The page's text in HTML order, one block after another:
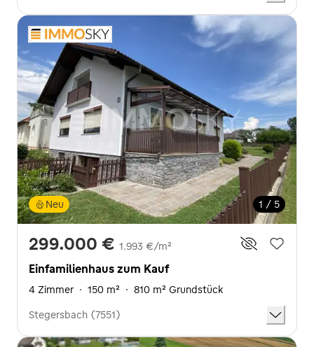
1 / 5
Neu
299.000 € 1.993 €/m²
Einfamilienhaus zum Kauf
4 Zimmer · 150 m² · 810 m² Grundstück
Stegersbach (7551)